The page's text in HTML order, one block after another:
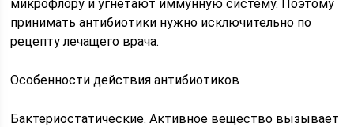
микрофлору и угнетают иммунную систему. Поэтому
принимать антибиотики нужно исключительно по
рецепту лечащего врача.
Особенности действия антибиотиков
Бактериостатические. Активное вещество вызывает